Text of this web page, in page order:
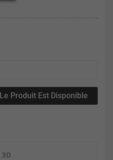
Produit Est Disponible